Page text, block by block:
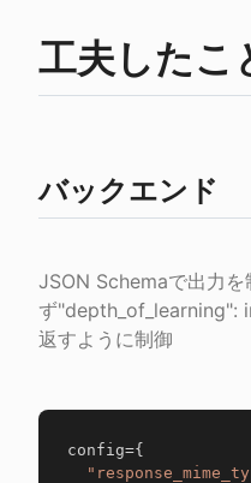
工夫したこ
バックエンド
JSON Schemaで出力
ず"depth_of_learning":
返すように制御
config={